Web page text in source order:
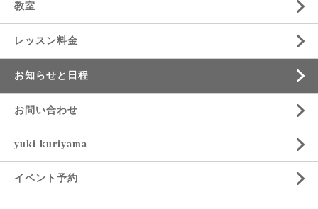
教室
レッスン料金
お知らせと日程
お問い合わせ
yuki kuriyama
イベント予約